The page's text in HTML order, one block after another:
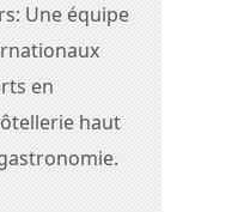
Une équipe
en
haut